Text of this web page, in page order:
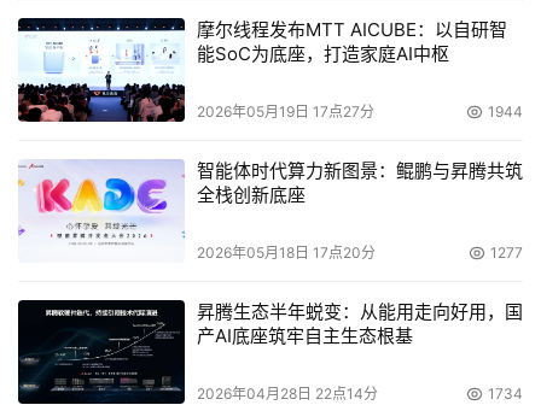
速度可达每秒100MB。
一 家市场调查和咨询公司Forward Insights的总裁Gregory
Wong说，连续写入速度的提高可通过两种方式达到：增加
目。固件的应用使得应用软件认为数据正 被随机写入硬
盘，而事实上数据被重组并持续写入硬盘。
据中间用于数据恢复），固态硬盘远比普通硬盘高效。比
如，一个7,200-rpm的硬盘的响应时间为5到6毫秒。对固态
硬盘来说，网页的浏览或访问速度比普通硬盘快100倍。
摩尔线程发布MTT AICUBE：以自研智
能SoC为底座，打造家庭AI中枢
2026年05月19日 17点27分 1944
智能体时代算力新图景：鲲鹏与昇腾共筑
全栈创新底座
2026年05月18日 17点20分 1277
昇腾生态半年蜕变：从能用走向好用，国
产AI底座筑牢自主生态根基
2026年04月28日 22点14分 1734